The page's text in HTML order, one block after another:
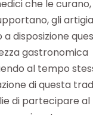
che le
gli
disposizione
gastronomica
al tempo
di questa
di partecipare al